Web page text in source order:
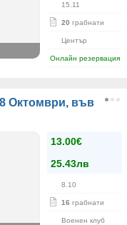
15.11
20 грабнати
Център
Онлайн резервация
Октомври, във
13.00€
25.43лв
8.10
16 грабнати
Военен клуб